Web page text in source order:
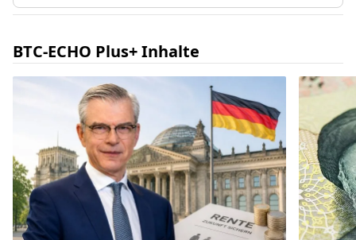
BTC-ECHO Plus+ Inhalte